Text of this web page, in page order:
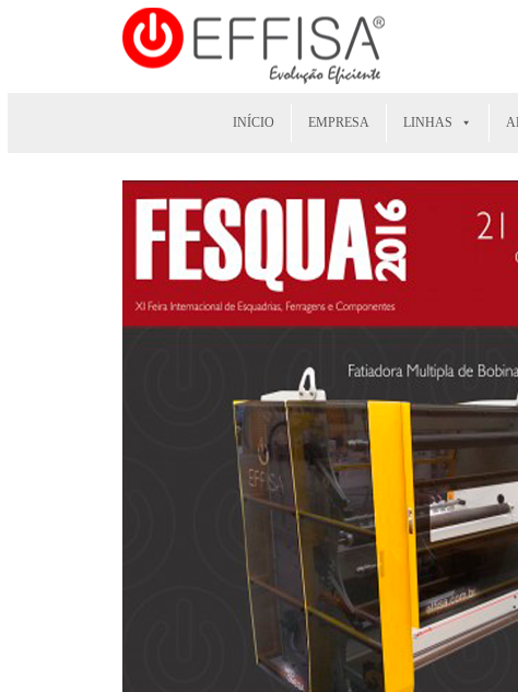
INÍCIO EMPRESA LINHAS